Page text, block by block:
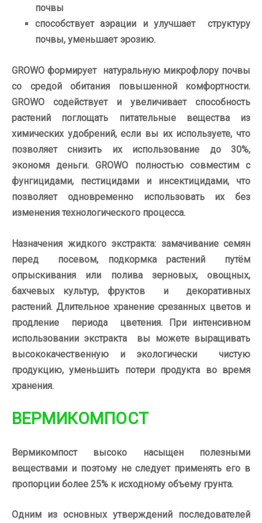
почвы
способствует аэрации и улучшает структуру
почвы, уменьшает эрозию.
GROWO формирует натуральную микрофлору почвы
со средой обитания повышенной комфортности.
GROWO содействует и увеличивает способность
растений поглощать питательные вещества из
химических удобрений, если вы их используете, что
позволяет снизить их использование до 30%,
экономя деньги. GROWO полностью совместим с
фунгицидами, пестицидами и инсектицидами, что
позволяет одновременно использовать их без
изменения технологического процесса.
Назначения жидкого экстракта: замачивание семян
перед посевом, подкормка растений путём
опрыскивания или полива зерновых, овощных,
бахчевых культур, фруктов и декоративных
растений. Длительное хранение срезанных цветов и
продление периода цветения.
При интенсивном
использовании экстракта вы можете выращивать
высококачественную и экологически чистую
продукцию, уменьшить потери продукта во время
хранения.
ВЕРМИКОМПОСТ
Вермикомпоствысоко насыщен полезными
веществами и поэтому не следует применять его в
пропорции более 25% к исходному объему грунта.
Одним из основных утверждений последователей